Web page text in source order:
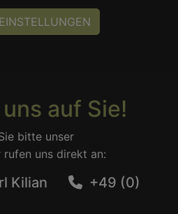
auf Sie!
bitte unser
uns direkt an:
Kilian
+49 (0)